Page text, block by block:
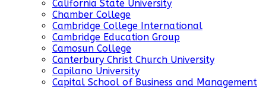
California State University
Chamber College
Cambridge College International
Cambridge Education Group
Camosun College
Canterbury Christ Church University
Capilano University
Capital School of Business and Management